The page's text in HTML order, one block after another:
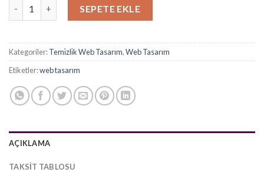
12.000,00₺.
8.500,00₺.
SEPETE EKLE
Kategoriler:Temi̇zli̇k Web Tasarım,Web Tasarım
Etiketler:web tasarım
AÇIKLAMA
TAKSIT TABLOSU